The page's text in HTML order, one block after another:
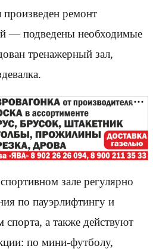
ремонт
— подведены необходимые
тренажерный зал,
зале регулярно
по пауэрлифтингу и
а также действуют
по мини-футболу,